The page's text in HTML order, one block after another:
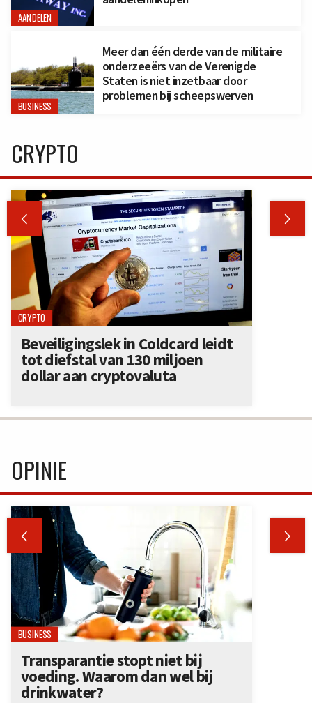
AANDELEN
BUSINESS
Meer dan één derde van de militaire
onderzeeërs van de Verenigde
Staten is niet inzetbaar door
problemen bij scheepswerven
CRYPTO
 
CRYPTO
Beveiligingslek in Coldcard leidt
tot diefstal van 130 miljoen
dollar aan cryptovaluta
OPINIE
 
BUSINESS
Transparantie stopt niet bij
voeding. Waarom dan wel bij
drinkwater?